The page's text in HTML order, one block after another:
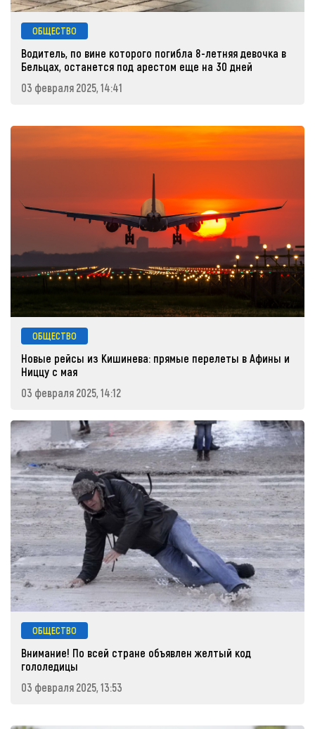
ОБЩЕСТВО
Водитель, по вине которого погибла 8-летняя девочка в
Бельцах, останется под арестом еще на 30 дней
03 февраля 2025, 14:41
ОБЩЕСТВО
Новые рейсы из Кишинева: прямые перелеты в Афины и
Ниццу с мая
03 февраля 2025, 14:12
ОБЩЕСТВО
Внимание! По всей стране объявлен желтый код
гололедицы
03 февраля 2025, 13:53